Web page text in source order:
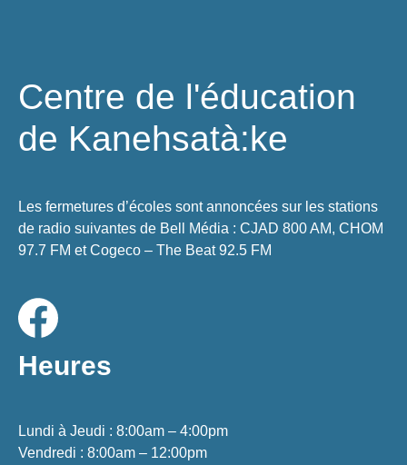
Centre de l'éducation
de Kanehsatà:ke
Les fermetures d’écoles sont annoncées sur les stations
de radio suivantes de Bell Média : CJAD 800 AM, CHOM
97.7 FM et Cogeco – The Beat 92.5 FM
Heures
Lundi à Jeudi : 8:00am – 4:00pm
Vendredi : 8:00am – 12:00pm